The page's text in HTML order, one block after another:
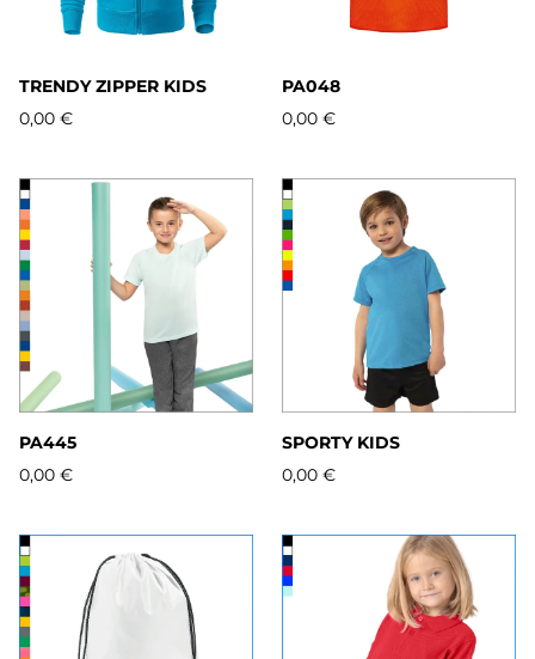
TRENDY ZIPPER KIDS
0,00 €
PA048
0,00 €
PA445
0,00 €
SPORTY KIDS
0,00 €